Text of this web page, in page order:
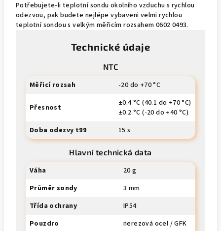
Potřebujete-li teplotní sondu okolního vzduchu s rychlou
odezvou, pak budete nejlépe vybaveni velmi rychlou
teplotní sondou s velkým měřicím rozsahem 0602 0493.
Technické údaje
NTC
Měřicí rozsah -20 do +70 °C
Přesnost
±0.4 °C (40.1 do +70 °C)
±0.2 °C (-20 do +40 °C)
Doba odezvy t99
15 s
Hlavní technická data
Váha
20 g
Průměr sondy
3 mm
Třída ochrany
IP54
Pouzdro
nerezová ocel / GFK